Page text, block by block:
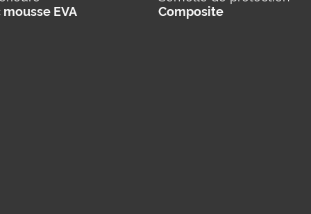
EVA
Composite